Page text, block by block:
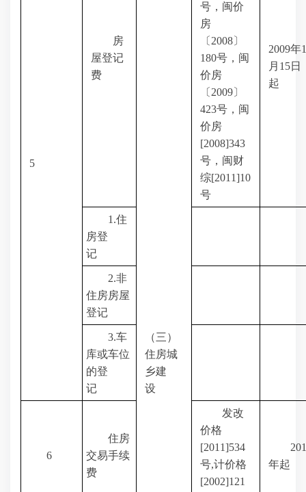
5
房
屋登记
费
（三）
住房城
乡建
设
号，闽价
房
〔 2008〕
180号，闽
价房
〔 2009〕
423号，闽
价房
[2008]343
号，闽财
综[2011]10
号
2009年
月 15日
起
1.住
房登
记
2.非
住房房屋
登记
3.车
库或车位
的登
记
6
住房
交易手续
费
发改
价格
[2011]534
号,计价格
[2002]121
年起